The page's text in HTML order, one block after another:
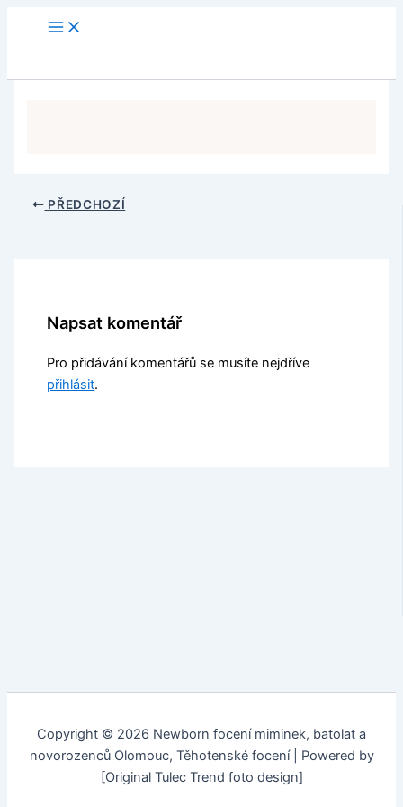
PŘEDCHOZÍ
Napsat komentář
Pro přidávání komentářů se musíte nejdříve
přihlásit.
Copyright © 2026 Newborn focení miminek, batolat a
novorozenců Olomouc, Těhotenské focení | Powered by
[Original Tulec Trend foto design]